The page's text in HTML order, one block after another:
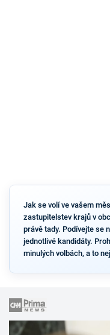
Jak se volí ve vašem
zastupitelstev krajů v
právě tady. Podívejte se
jednotlivé kandidáty.
minulých volbách, a to